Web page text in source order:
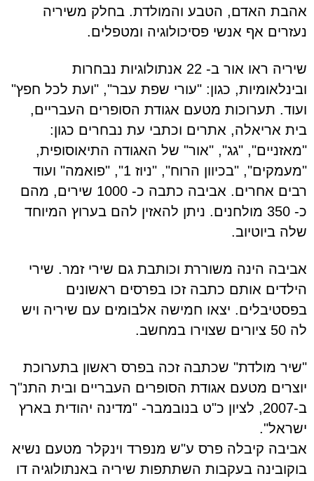
אהבת האדם, הטבע והמולדת. בחלק משיריה
נעזרים אף אנשי פסיכולוגיה ומטפלים.
שיריה ראו אור ב- 22 אנתולוגיות נבחרות
ובינלאומיות, כגון: "עורי שפת עבר", "ועת לכל חפץ"
ועוד. תערוכות מטעם אגודת הסופרים העבריים,
בית אריאלה, אתרים וכתבי עת נבחרים כגון:
"מאזניים", "גג", "אור" של האגודה התיאוסופית,
"מעמקים", "בכיוון הרוח", "ניוז 1", "פואמה" ועוד
רבים אחרים. אביבה כתבה כ- 1000 שירים, מהם
כ- 350 מולחנים. ניתן להאזין להם בערוץ המיוחד
שלה ביוטיוב.
אביבה הינה משוררת וכותבת גם שירי זמר. שירי
הילדים אותם כתבה זכו בפרסים ראשונים
בפסטיבלים. יצאו חמישה אלבומים עם שיריה ויש
לה 50 ציורים שצוירו במחשב.
"שיר מולדת" שכתבה זכה בפרס ראשון בתערוכת
יוצרים מטעם אגודת הסופרים העבריים ובית התנ"ך
ב-2007, לציון כ"ט בנובמבר- "מדינה יהודית בארץ
ישראל".
אביבה קיבלה פרס ע"ש מנפרד וינקלר מטעם נשיא
בוקובינה בעקבות השתתפות שיריה באנתולוגיה דו